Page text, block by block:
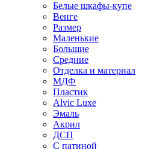
Белые шкафы-купе
Венге
Размер
Маленькие
Большие
Средние
Отделка и материал
МДФ
Пластик
Alvic Luxe
Эмаль
Акрил
ДСП
С патиной